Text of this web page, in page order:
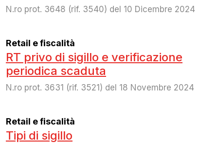
N.ro prot. 3648 (rif. 3540) del 10 Dicembre 2024
Retail e fiscalità
RT privo di sigillo e verificazione
periodica scaduta
N.ro prot. 3631 (rif. 3521) del 18 Novembre 2024
Retail e fiscalità
Tipi di sigillo